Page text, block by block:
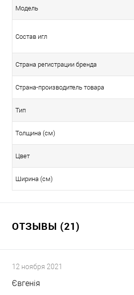
Модель
Состав игл
Страна регистрации бренда
Страна-производитель товара
Тип
Толщина (см)
Цвет
Ширина (cм)
ОТЗЫВЫ (21)
12 ноября 2021
Євгенія